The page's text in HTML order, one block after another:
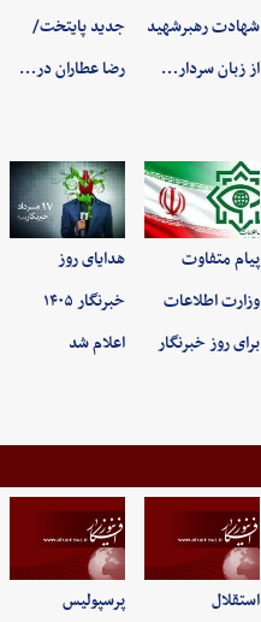
شهادت رهبرشهید
از زبان سردار…
جدید پایتخت/
رضا عطاران در…
پیام متفاوت
وزارت اطلاعات
برای روز خبرنگار
هدایای روز
خبرنگار ۱۴۰۵
اعلام شد
استقلال پرسپولیس